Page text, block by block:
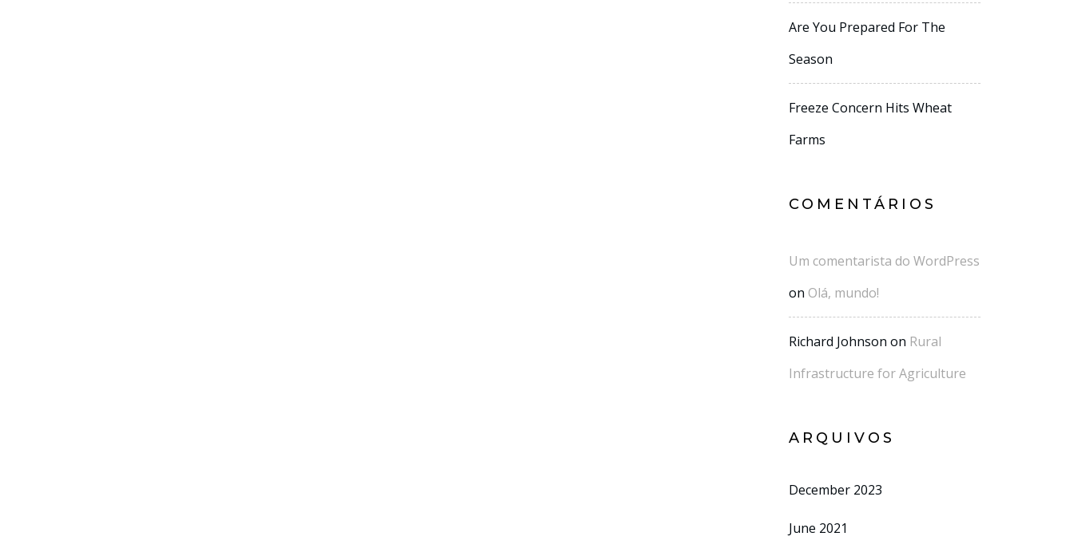
Are You Prepared For The
Season
Freeze Concern Hits Wheat
Farms
COMENTÁRIOS
Um comentarista do WordPress
on Olá, mundo!
Richard Johnson on Rural
Infrastructure for Agriculture
ARQUIVOS
December 2023
June 2021